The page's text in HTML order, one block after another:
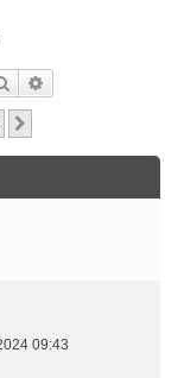
Rechercher
09:43